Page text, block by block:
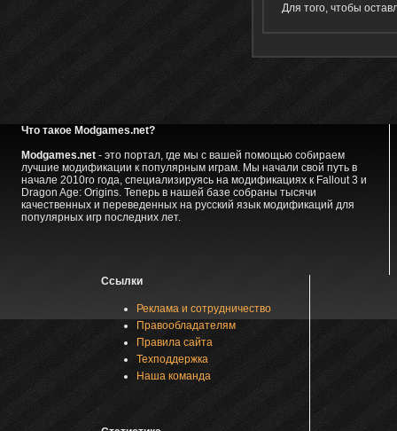
Для того, чтобы
Что такое Modgames.net?
Modgames.net- это портал, где мы с вашей помощью собираем
лучшие модификации к популярным играм. Мы начали свой путь в
начале 2010го года, специализируясь на модификациях к Fallout 3 и
Dragon Age: Origins. Теперь в нашей базе собраны тысячи
качественных и переведенных на русский язык модификаций для
популярных игр последних лет.
Ссылки
Реклама и сотрудничество
Правообладателям
Правила сайта
Техподдержка
Наша команда